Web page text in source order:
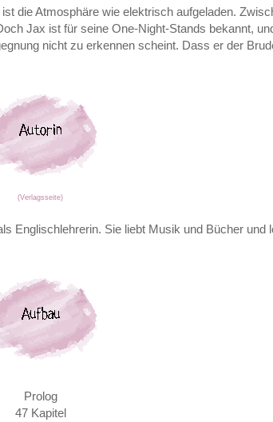
die Atmosphäre wie elektrisch aufgeladen.
Jax ist für seine One-Night-Stands bekannt,
nicht zu erkennen scheint. Dass er der
(Verlagsseite)
Englischlehrerin. Sie liebt Musik und Bücher und
Prolog
47 Kapitel